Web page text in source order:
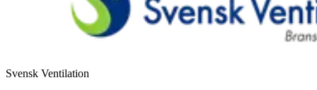
Svensk Ventilation